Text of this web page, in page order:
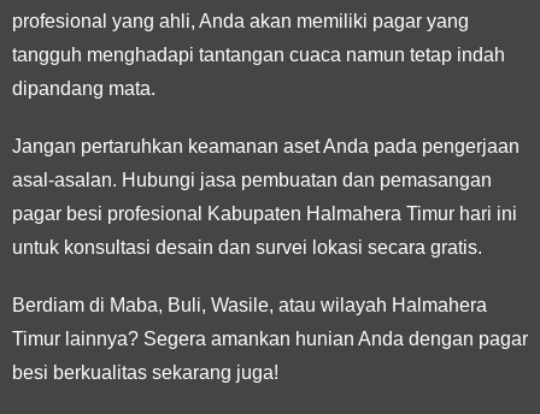
profesional yang ahli, Anda akan memiliki pagar yang
tangguh menghadapi tantangan cuaca namun tetap indah
dipandang mata.
Jangan pertaruhkan keamanan aset Anda pada pengerjaan
asal-asalan. Hubungi jasa pembuatan dan pemasangan
pagar besi profesional Kabupaten Halmahera Timur hari ini
untuk konsultasi desain dan survei lokasi secara gratis.
Berdiam di Maba, Buli, Wasile, atau wilayah Halmahera
Timur lainnya? Segera amankan hunian Anda dengan pagar
besi berkualitas sekarang juga!